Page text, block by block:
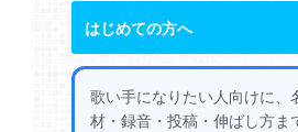
はじめての方へ
歌い手になりたい人向けに、
材・録音・投稿・伸ばし方ま